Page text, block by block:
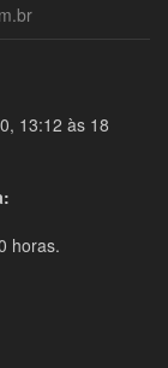
13:12 às 18
horas.